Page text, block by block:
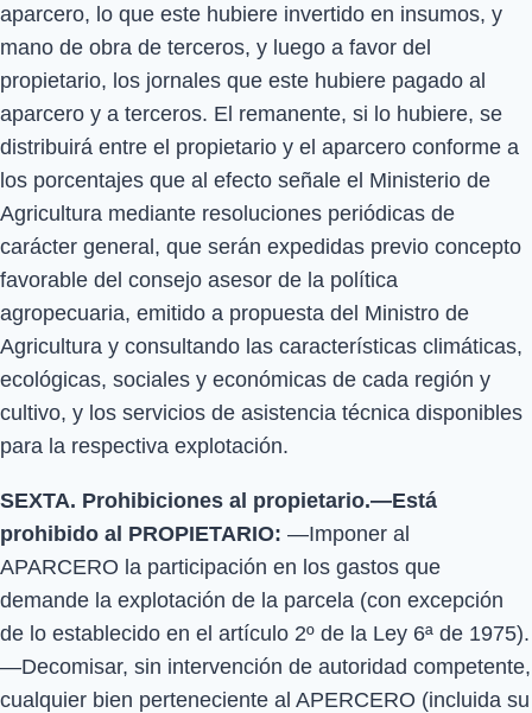
aparcero, lo que este hubiere invertido en insumos, y
mano de obra de terceros, y luego a favor del
propietario, los jornales que este hubiere pagado al
aparcero y a terceros. El remanente, si lo hubiere, se
distribuirá entre el propietario y el aparcero conforme a
los porcentajes que al efecto señale el Ministerio de
Agricultura mediante resoluciones periódicas de
carácter general, que serán expedidas previo concepto
favorable del consejo asesor de la política
agropecuaria, emitido a propuesta del Ministro de
Agricultura y consultando las características climáticas,
ecológicas, sociales y económicas de cada región y
cultivo, y los servicios de asistencia técnica disponibles
para la respectiva explotación.
SEXTA. Prohibiciones al propietario.—Está
prohibido al PROPIETARIO: —Imponer al
APARCERO la participación en los gastos que
demande la explotación de la parcela (con excepción
de lo establecido en el artículo 2º de la Ley 6ª de 1975).
—Decomisar, sin intervención de autoridad competente,
cualquier bien perteneciente al APERCERO (incluida su